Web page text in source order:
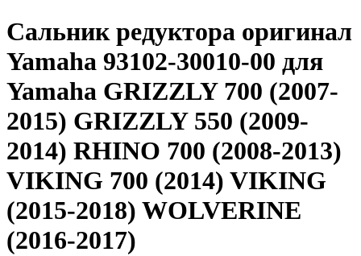
Сальник редуктора оригинал
Yamaha 93102-30010-00 для
Yamaha GRIZZLY 700 (2007-
2015) GRIZZLY 550 (2009-
2014) RHINO 700 (2008-2013)
VIKING 700 (2014) VIKING
(2015-2018) WOLVERINE
(2016-2017)